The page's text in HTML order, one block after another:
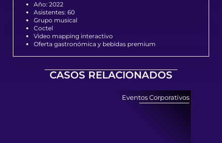
Año: 2022
Asistentes: 60
Grupo musical
Coctel
Video mapping interactivo
Oferta gastronómica y bebidas premium
CASOS RELACIONADOS
Eventos Corporativos